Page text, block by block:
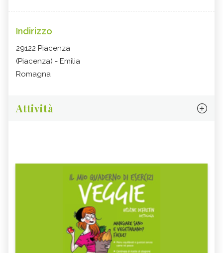
Indirizzo
29122 Piacenza
(Piacenza) - Emilia
Romagna
Attività